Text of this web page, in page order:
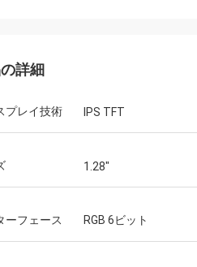
形ディスプレイの使用も開始し、
品で確認およびテストしていま
詳細
プレイ技術 IPS TFT
1.28"
ーフェース RGB 6ビット